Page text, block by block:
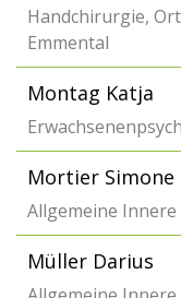
Handchirurgie,
Emmental
Montag Katja
Mortier Simone
Allgemeine
Müller Darius